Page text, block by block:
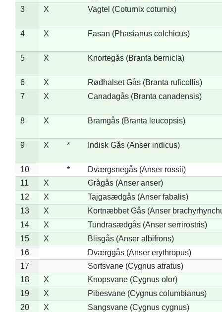
3
X Vagtel (Coturnix coturnix)
4 X Fasan (Phasianus colchicus)
5 X Knortegås (Branta bernicla)
6 X
Rødhalset Gås (Branta ruficollis)
7
X Canadagås (Branta canadensis)
8 X Bramgås (Branta leucopsis)
9 X * Indisk Gås (Anser indicus)
10 *
Dværgsnegås (Anser rossii)
11
X
Grågås (Anser anser)
12
X
Tajgasædgås (Anser fabalis)
13
X
Kortnæbbet Gås (Anser
14
X
Tundrasædgås (Anser serrirostris)
15
X
Blisgås (Anser albifrons)
16
Dværggås (Anser erythropus)
17
Sortsvane (Cygnus atratus)
18
X
Knopsvane (Cygnus olor)
19
X
Pibesvane (Cygnus columbianus)
20
X Sangsvane (Cygnus cygnus)